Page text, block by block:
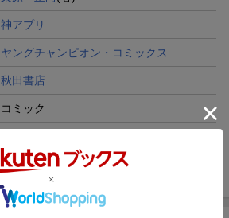
神アプリ
ヤングチャンピオン・コミックス
秋田書店
コミック
9784253142519